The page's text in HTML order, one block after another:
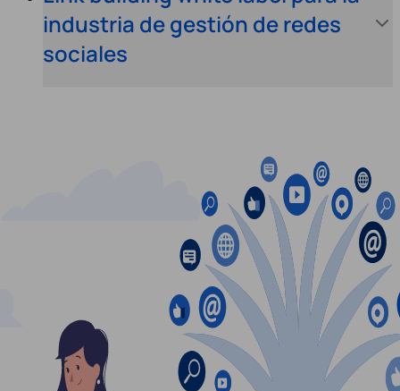
industria de gestión de redes
sociales